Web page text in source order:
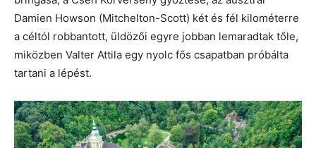
Damien Howson (Mitchelton-Scott) két és fél kilométerre
a céltól robbantott, üldözői egyre jobban lemaradtak tőle,
miközben Valter Attila egy nyolc fős csapatban próbálta
tartani a lépést.